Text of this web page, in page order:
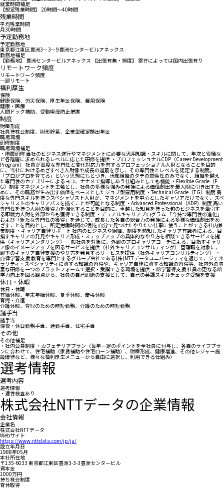
就業時間補足
【想定残業時間】 20時間～40時間
残業時間
平均残業時間
月30時間
予定勤務地
予定勤務地
東京都江東区豊洲3－3－9豊洲センタービルアネックス
勤務地補足
【勤務地】 豊洲センタービルアネックス 【出張有無・頻度】 案件によっては国内出張有り
リモートワーク頻度
リモートワーク頻度
一部リモート
福利厚生
保険
健康保険、労災保険、厚生年金保険、雇用保険
健康・医療
人間ドック補助、受動喫煙防止措置
制度
財産形成
社員持株会制度、財形貯蓄、企業型確定拠出年金
職場環境
研修制度
職場環境補足
・階層研修 当社のビジネス遂行やマネジメントに必要な汎用知識・スキルに関して、年次と役職な
ど各階層に求められるレベルに応じた研修を提供 ・プロフェッショナルCDP（Career Development
Program） 社員が高度な専門性と変化対応力を有するプロフェッショナル人財となることを目的
に、当社におけるめざすべき人財像や成長の道筋を示し、その専門性とレベルを認定する制度。
「プロがプロを育てる」という思想にもとづき、所属組織のタテの関係性のみでなく、組織を越え
た専門性のカテゴリーによるヨコ、ナナメで指導しあう仕組みとしても機能 ・Flexible Grade（F
G）制度 マネジメントを主軸とし、社員の多様な強みの発揮による価値創出を最大限に引き出すた
めに、その職務が生み出す価値をベースとしたジョブ型雇用制度 ・Technical Grade（TG）制度 高
度な専門スキルを持つスペシャリスト人財が、マネジメントを中心としたキャリアだけでなく、スペ
シャリストのキャリアパスを描くことが可能となる制度 ・Advanced Professional（ADP）制度 高い
専門性を持つ人財の獲得力を強化することを目的に、卓越した知見を持った旬のビジネスを牽引す
る即戦力人財を外部からも獲得できる制度 ・デュアルキャリアプログラム 「今持つ専門性の進化」
および「新たな専門性の獲得」を通じて、成長した各自の総合力の発揮による多様な価値創出をめ
ざすことを目的とし、所定労働時間の2割を自分で見つけたやりたい仕事に使うことができる社内兼
業制度 ・キャリア自律サポート 社内のビジネスや組織、制度を熟知したキャリア有識者による、目
指すキャリアの発見やキャリア形成・ステップアップの具体的なやり方を相談できるサービスを提
供（キャリアメンタリング） 一般社員を対象に、外部のプロキャリアコーチによる、目指すキャリ
ア像のイメージアップを図るサービスを提供（社外キャリアコンサルティング） 管理職を対象に、
部下のキャリア自律支援のやり方を発見するサービスを提供（社外キャリアコンサルティング） ・
自律学習支援 教育を専門とするグループ会社である(株)NTTデータユニバーシティを通じて、ジェネ
ラリティ・スペシャリティに資する知識の習得や、キャリア自律に資する知識の習得等、社内外の豊
富な研修を一つのプラットフォームで選択・受講できる環境を提供 ・語学習得支援 社員の更なる語
学力向上を図る観点から、社員の自己研磨の支援として、自己の英語スキルチェック受験を支援
休日・休暇
休日・休暇
有給休暇、年末年始休暇、夏季休暇、慶弔休暇
育児・介護
介護休暇、育児のための時短勤務、介護のための時短勤務
諸手当
諸手当
深夜・休日勤務手当、通勤手当、住宅手当
その他
その他補足
・社内公募制度 ・カフェテリアプラン（毎年一定のポイントを全社員に付与し、各自のライフプラ
ンに合わせて、住宅補助（家賃補助や住宅ローン補助）、財産形成、健康増進、その他レジャー施
設優待など、様々な福利厚生メニューから自由に選択し、利用できる仕組み）
選考情報
選考内容
選考情報
・適性検査あり
株式会社NTTデータの企業情報
会社情報
企業名
株式会社NTTデータ
Webサイト
https://www.nttdata.com/jp/ja/
設立年月日
1988年05月
本社所在地
〒135-6033 東京都江東区豊洲3-3-3豊洲センタービル
資本金
1000万円
持ち株会制度
育休取得